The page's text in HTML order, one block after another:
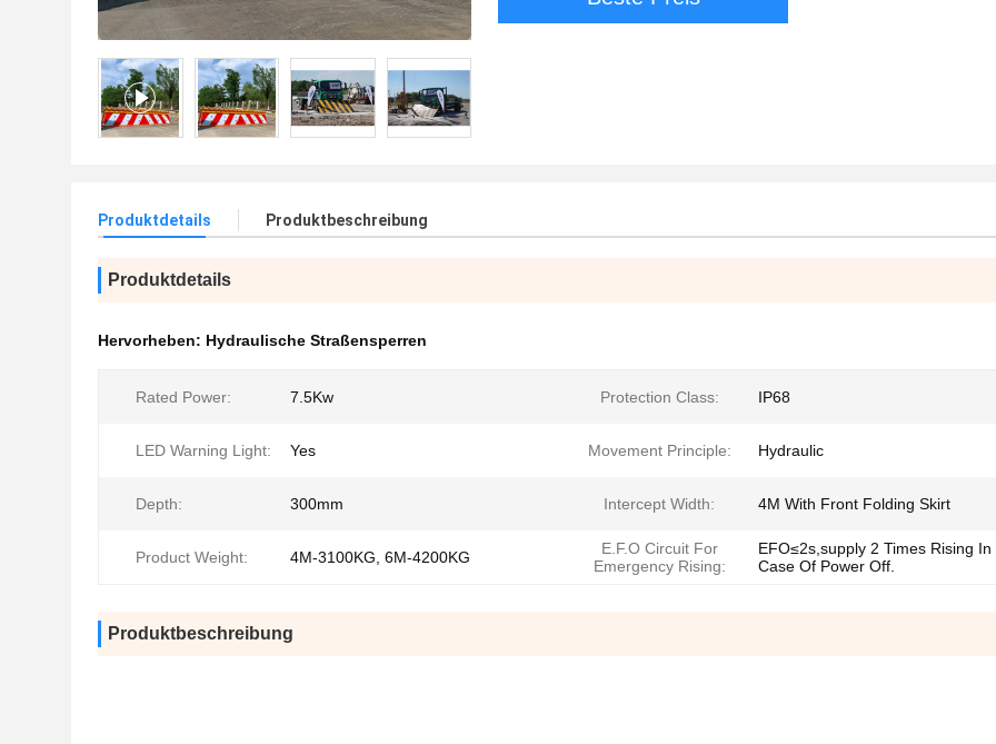
Produktdetails Produktbeschreibung
Produktdetails
Hervorheben: Hydraulische Straßensperren
Rated Power: 7.5Kw Protection Class: IP68
LED Warning Light: Yes Movement Principle: Hydraulic
Depth: 300mm Intercept Width: 4M With Front Folding Skirt
Product Weight: 4M-3100KG, 6M-4200KG
E.F.O Circuit For
Emergency Rising:
EFO≤2s,supply 2 Times Rising In
Case Of Power Off.
Produktbeschreibung